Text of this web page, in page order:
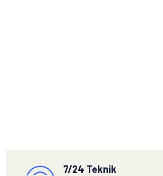
7/24 Teknik